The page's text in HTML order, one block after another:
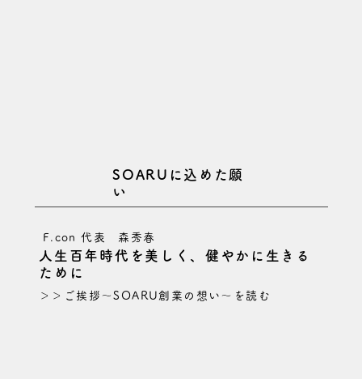
SOARUに込めた願
い
​F.con 代表 森秀春
人生百年時代を美しく、健やかに生きる
ために
＞＞ご挨拶～SOARU創業の想い～を読む